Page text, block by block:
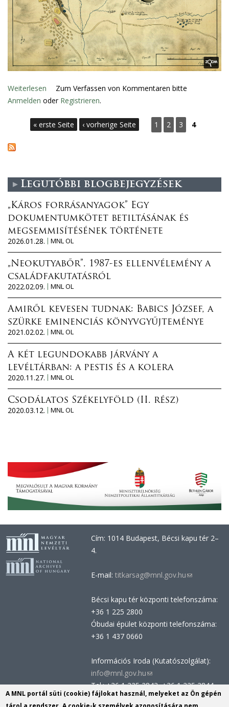
á
b
ó
l
?
A
r
a
d
k
e
Weiterlesen
b
r
k
s
ó
b
n
y
a
m
e
s
t
e
r
r
a
j
z
Zum Verfassen von Kommentaren bitte
Anmelden oder Registrieren.
t
e
n
« erste Seite ‹ vorherige Seite 1 2 3 4
Legutóbbi blogbejegyzések
„Káros forrásanyagok” Egy
dokumentumkötet betiltásának és
megsemmisítésének története
2026.01.28.
MNL OL
„Neokutyabőr”. 1987-es ellenvélemény a
családfakutatásról
2022.02.09.
MNL OL
Amiről kevesen tudnak: Babics József, a
szürke eminenciás könyvgyűjteménye
2021.02.02.
MNL OL
A két legundokabb járvány a
levéltárban: a pestis és a kolera
2020.11.27.
MNL OL
Csodálatos Székelyföld (II. rész)
2020.03.12.
MNL OL
Cím: 1014 Budapest, Bécsi kapu tér 2–
4.
E-mail: titkarsag@mnl.gov.hu(link
e-
Bécsi kapu tér központi telefonszáma:
+36 1 225 2800
Óbudai épület központi telefonszáma:
+36 1 437 0660
Információs Iroda (Kutatószolgálat):
info@mnl.gov.hu(link
sends
e-
Tel.: +36 1 225 2843, +36 1 225 2844
Postacím: 1014 Budapest, Bécsi kapu
A MNL portál süti (cookie) fájlokat használ, melyeket az Ön gépén